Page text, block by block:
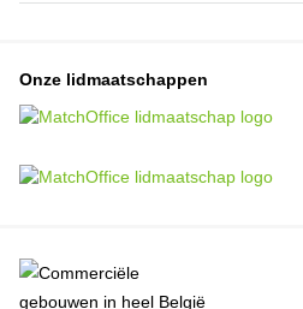
Onze lidmaatschappen